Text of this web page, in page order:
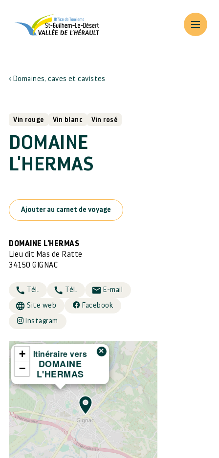
Domaines, caves et cavistes
Vin rouge Vin blanc Vin rosé
DOMAINE
L'HERMAS
Ajouter au carnet de voyage
DOMAINE L'HERMAS
Lieu dit Mas de Ratte
34150 GIGNAC
Tél. Tél. E-mail
Site web Facebook
Instagram
Itinéraire vers
DOMAINE
L'HERMAS
×
+
−